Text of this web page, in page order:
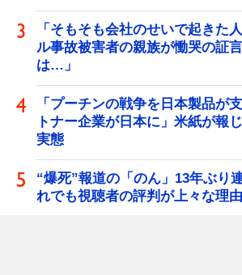
「そもそも会社のせいで起き
ル事故被害者の親族が慟哭の証
は…」
「プーチンの戦争を日本製品が
トナー企業が日本に」米紙が報
実態
“爆死”報道の「のん」13年ぶ
れでも視聴者の評判が上々な理由